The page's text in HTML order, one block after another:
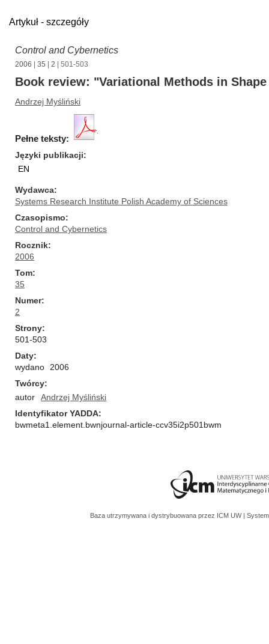
Artykuł - szczegóły
Control and Cybernetics
2006 35 2 | 501-503
Book review: "Variational Methods in
Andrzej Myśliński
Pełne teksty:
Języki publikacji
EN
Wydawca
Systems Research Institute Polish Academy of Sciences
Czasopismo
Control and Cybernetics
Rocznik
2006
Tom
35
Numer
2
Strony
501-503
Daty
wydano
2006
Twórcy
autor
Andrzej Myśliński
Identyfikator YADDA
bwmeta1.element.bwnjournal-article-ccv35i2p501bwm
Baza utrzymywana i dystrybuowana przez ICM UW |